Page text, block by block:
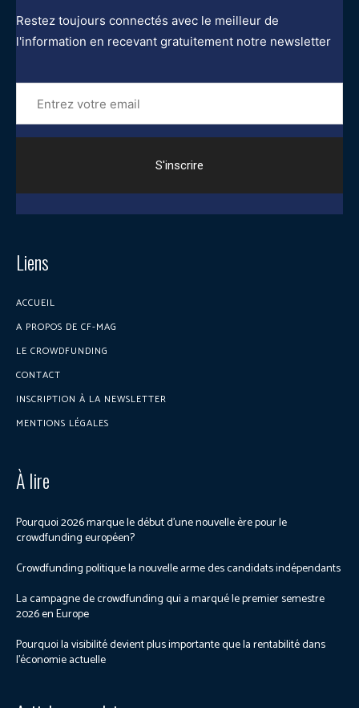
Restez toujours connectés avec le meilleur de
l'information en recevant gratuitement notre newsletter
Entrez
votre
email
Liens
ACCUEIL
A PROPOS DE CF-MAG
LE CROWDFUNDING
CONTACT
INSCRIPTION À LA NEWSLETTER
MENTIONS LÉGALES
À lire
Pourquoi 2026 marque le début d’une nouvelle ère pour le
crowdfunding européen?
Crowdfunding politique la nouvelle arme des candidats indépendants
La campagne de crowdfunding qui a marqué le premier semestre
2026 en Europe
Pourquoi la visibilité devient plus importante que la rentabilité dans
l’économie actuelle